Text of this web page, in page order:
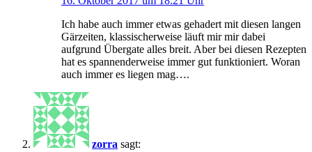
Ich habe auch immer etwas gehadert mit diesen langen
Gärzeiten, klassischerweise läuft mir mir dabei
aufgrund Übergate alles breit. Aber bei diesen Rezepten
hat es spannenderweise immer gut funktioniert. Woran
auch immer es liegen mag….
zorra sagt: